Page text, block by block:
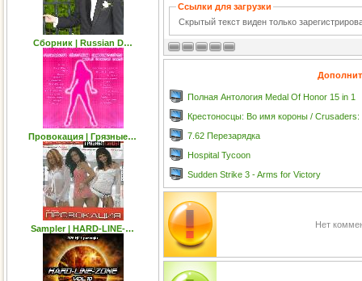
Сборник | Russian D…
Провокация | Грязные…
Sampler | HARD-LINE-…
Ссылки для загрузки
Скрытый текст виден только
Полная Антология Medal Of Honor 15 in 1
Крестоносцы: Во имя короны / Crusaders:
7.62 Перезарядка
Hospital Tycoon
Sudden Strike 3 - Arms for Victory
Нет